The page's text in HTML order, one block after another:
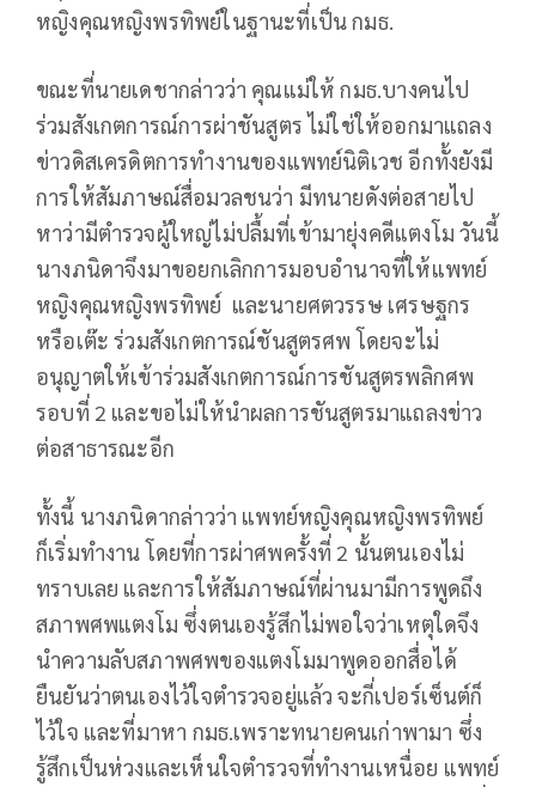
หญิงคุณหญิงพรทิพย์ในฐานะที่เป็น กมธ.
ขณะที่นายเดชากล่าวว่า คุณแม่ให้ กมธ.บางคนไป
ร่วมสังเกตการณ์การผ่าชันสูตร ไม่ใช่ให้ออกมาแถลง
ข่าวดิสเครดิตการทำงานของแพทย์นิติเวช อีกทั้งยังมี
การให้สัมภาษณ์สื่อมวลชนว่า มีทนายดังต่อสายไป
หาว่ามีตำรวจผู้ใหญ่ไม่ปลื้มที่เข้ามายุ่งคดีแตงโม วันนี้
นางภนิดาจึงมาขอยกเลิกการมอบอำนาจที่ให้แพทย์
หญิงคุณหญิงพรทิพย์ และนายศตวรรษ เศรษฐกร
หรือเต๊ะ ร่วมสังเกตการณ์ชันสูตรศพ โดยจะไม่
อนุญาตให้เข้าร่วมสังเกตการณ์การชันสูตรพลิกศพ
รอบที่ 2 และขอไม่ให้นำผลการชันสูตรมาแถลงข่าว
ต่อสาธารณะอีก
ทั้งนี้ นางภนิดากล่าวว่า แพทย์หญิงคุณหญิงพรทิพย์
ก็เริ่มทำงาน โดยที่การผ่าศพครั้งที่ 2 นั้นตนเองไม่
ทราบเลย และการให้สัมภาษณ์ที่ผ่านมามีการพูดถึง
สภาพศพแตงโม ซึ่งตนเองรู้สึกไม่พอใจว่าเหตุใดจึง
นำความลับสภาพศพของแตงโมมาพูดออกสื่อได้
ยืนยันว่าตนเองไว้ใจตำรวจอยู่แล้ว จะกี่เปอร์เซ็นต์ก็
ไว้ใจ และที่มาหา กมธ.เพราะทนายคนเก่าพามา ซึ่ง
รู้สึกเป็นห่วงและเห็นใจตำรวจที่ทำงานเหนื่อย แพทย์